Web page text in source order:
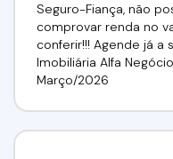
Seguro-Fiança, não
comprovar renda no
conferir!!! Agende já a
Imobiliária Alfa
Março/2026